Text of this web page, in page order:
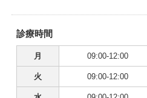
診療時間
月 09:00-12:00
火 09:00-12:00